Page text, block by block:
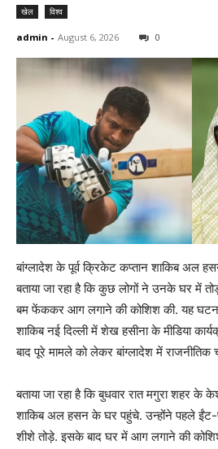
खेल विश्व
admin - August 6, 2026 0
बांग्लादेश के पूर्व क्रिकेट कप्तान शाकिब अल
बताया जा रहा है कि कुछ लोगों ने उनके घर में
बम फेंककर आग लगाने की कोशिश की. यह
शाकिब नई दिल्ली में शेख हसीना के मीडिया
बाद पूरे मामले को लेकर बांग्लादेश में राजनीतिक
बताया जा रहा है कि बुधवार रात मगुरा शहर
शाकिब अल हसन के घर पहुंचे. उन्होंने पहले
शीशे तोड़े. इसके बाद घर में आग लगाने की